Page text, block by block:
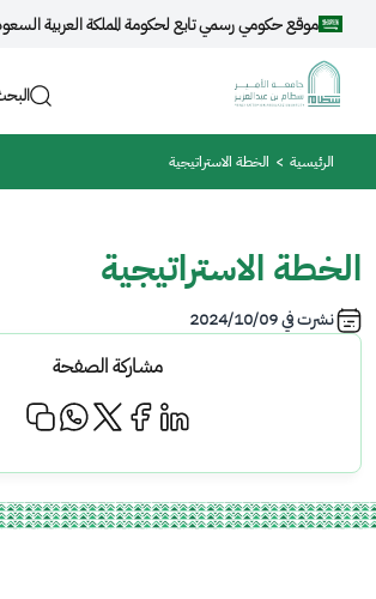
تجاوز إلى المحتوى الرئيسي
موقع حكومي رسمي تابع لحكومة المملكة العربية
مسار التنقل
الرئيسية الخطة الاستراتيجية
الخطة الاستراتيجية
نشرت في2024/10/09
مشاركة الصفحة